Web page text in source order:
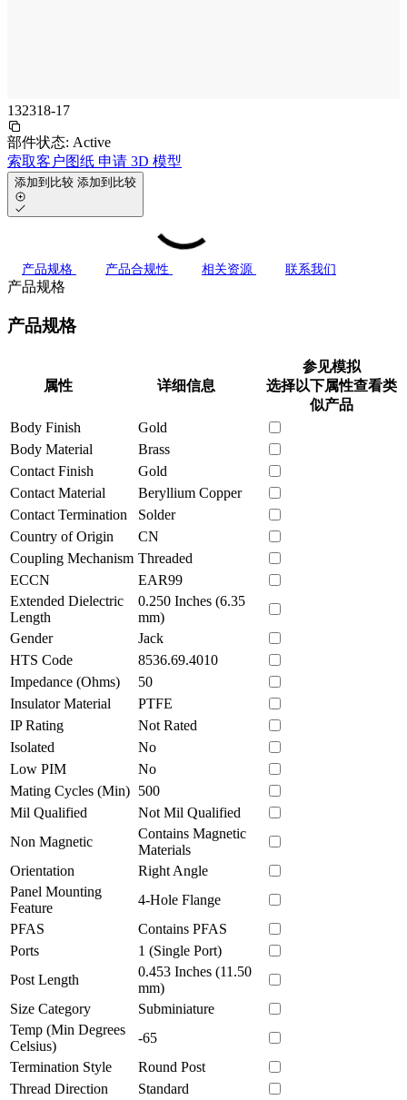
132318-17
部件状态: Active
索取客户图纸 申请 3D 模型
添加到比较 添加到比较
产品规格 产品合规性 相关资源 联系我们
产品规格
产品规格
属性 详细信息
参见模拟
选择以下属性查看类
似产品
Body Finish
Gold
Body Material
Brass
Contact Finish
Gold
Contact Material
Beryllium Copper
Contact Termination
Solder
Country of Origin
CN
Coupling Mechanism Threaded
ECCN
EAR99
Extended Dielectric
Length
0.250 Inches (6.35
mm)
Gender
Jack
HTS Code
8536.69.4010
Impedance (Ohms)
50
Insulator Material
PTFE
IP Rating
Not Rated
Isolated
No
Low PIM
No
Mating Cycles (Min) 500
Mil Qualified
Not Mil Qualified
Non Magnetic
Contains Magnetic
Materials
Orientation
Right Angle
Panel Mounting
Feature
4-Hole Flange
PFAS
Contains PFAS
Ports
1 (Single Port)
Post Length
0.453 Inches (11.50
mm)
Size Category
Subminiature
Temp (Min Degrees
Celsius)
-65
Termination Style
Round Post
Thread Direction
Standard